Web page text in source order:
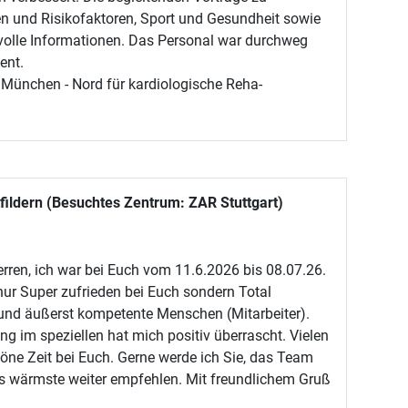
und Risikofaktoren, Sport und Gesundheit sowie
Informationen. Das Personal war durchweg
- Nord für kardiologische Reha-
(Besuchtes Zentrum: ZAR Stuttgart)
ich war bei Euch vom 11.6.2026 bis 08.07.26.
Super zufrieden bei Euch sondern Total
äußerst kompetente Menschen (Mitarbeiter).
im speziellen hat mich positiv überrascht. Vielen
Zeit bei Euch. Gerne werde ich Sie, das Team
wärmste weiter empfehlen. Mit freundlichem Gruß